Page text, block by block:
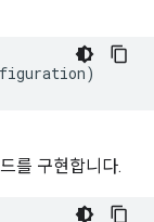
)
를 구현합니다.